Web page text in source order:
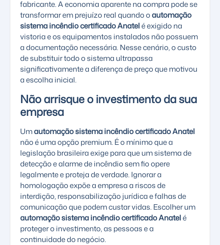
fabricante. A economia aparente na compra pode se
transformar em prejuízo real quando oautomação
sistema incêndio certificado Anatelé exigido na
vistoria e os equipamentos instalados não possuem
a documentação necessária. Nesse cenário, o custo
de substituir todo o sistema ultrapassa
significativamente a diferença de preço que motivou
a escolha inicial.
Não arrisque o investimento da sua
empresa
Umautomação sistema incêndio certificado Anatel
não é uma opção premium. É o mínimo que a
legislação brasileira exige para que um sistema de
detecção e alarme de incêndio sem fio opere
legalmente e proteja de verdade. Ignorar a
homologação expõe a empresa a riscos de
interdição, responsabilização jurídica e falhas de
comunicação que podem custar vidas. Escolher um
automação sistema incêndio certificado Anatelé
proteger o investimento, as pessoas e a
continuidade do negócio.